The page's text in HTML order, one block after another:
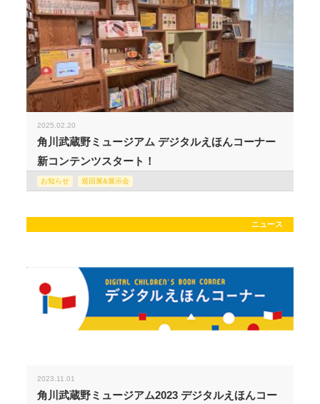
2025.02.20
角川武蔵野ミュージアム デジタルえほんコーナー
新コンテンツスタート！
お知らせ 巡回展&展示会
ニュース
2023.11.01
角川武蔵野ミュージアム2023 デジタルえほんコー